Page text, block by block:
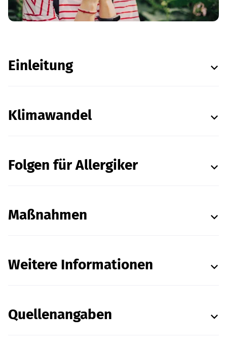
Einleitung
Klimawandel
Folgen für Allergiker
Maßnahmen
Weitere Informationen
Quellenangaben